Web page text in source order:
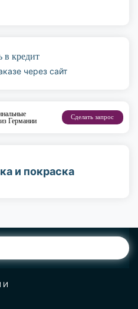
в кредит
через сайт
Германии
Сделать запрос
и покраска
И